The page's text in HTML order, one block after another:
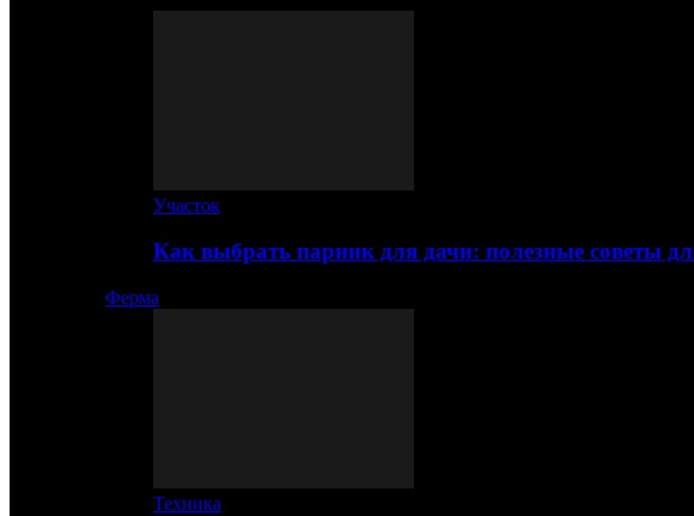
Участок
Как выбрать парник для дачи: полезные советы
Ферма
Техника